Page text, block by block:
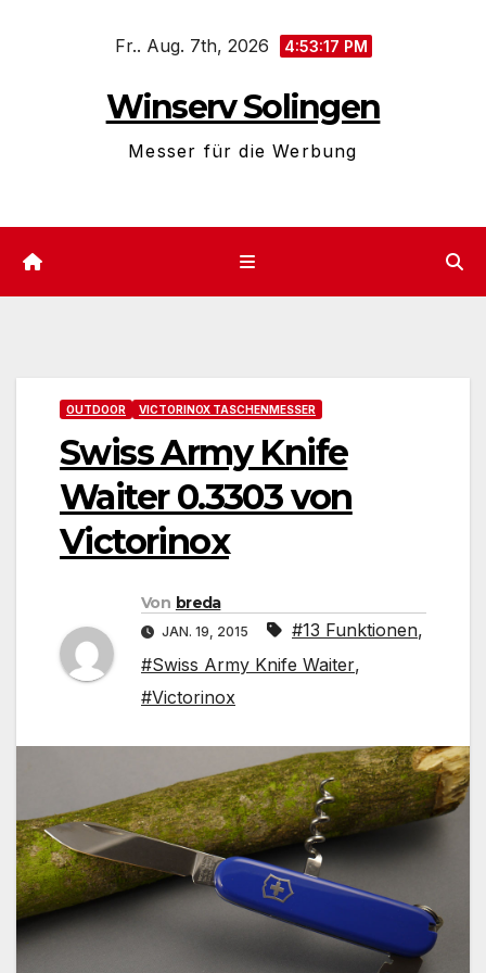
Fr.. Aug. 7th, 2026 4:53:17 PM
Winserv Solingen
Messer für die Werbung
OUTDOOR VICTORINOX TASCHENMESSER
Swiss Army Knife
Waiter 0.3303 von
Victorinox
Von breda
JAN. 19, 2015 #13 Funktionen,
#Swiss Army Knife Waiter,
#Victorinox